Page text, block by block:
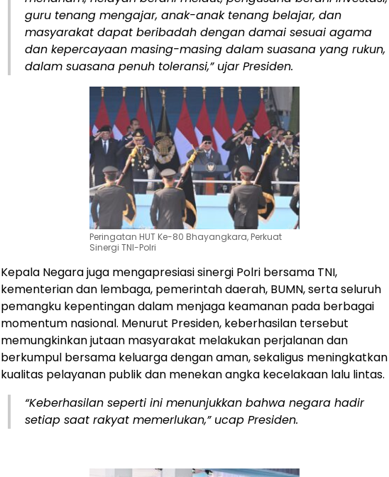
guru tenang mengajar, anak-anak tenang belajar, dan
masyarakat dapat beribadah dengan damai sesuai agama
dan kepercayaan masing-masing dalam suasana yang rukun,
dalam suasana penuh toleransi,” ujar Presiden.
Peringatan HUT Ke-80 Bhayangkara, Perkuat
Sinergi TNI-Polri
Kepala Negara juga mengapresiasi sinergi Polri bersama TNI,
kementerian dan lembaga, pemerintah daerah, BUMN, serta seluruh
pemangku kepentingan dalam menjaga keamanan pada berbagai
momentum nasional. Menurut Presiden, keberhasilan tersebut
memungkinkan jutaan masyarakat melakukan perjalanan dan
berkumpul bersama keluarga dengan aman, sekaligus meningkatkan
kualitas pelayanan publik dan menekan angka kecelakaan lalu lintas.
“Keberhasilan seperti ini menunjukkan bahwa negara hadir
setiap saat rakyat memerlukan,” ucap Presiden.